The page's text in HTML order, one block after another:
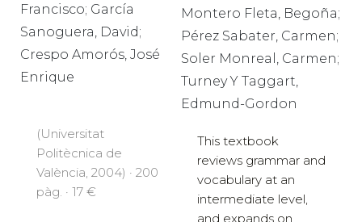
Francisco; García
Sanoguera, David;
Crespo Amorós, José
Enrique
(Universitat
Politècnica de
València, 2004) · 200
pàg. · 17 €
Montero Fleta, Begoña;
Pérez Sabater, Carmen;
Soler Monreal, Carmen;
Turney Y Taggart,
Edmund-Gordon
This textbook
reviews grammar and
vocabulary at an
intermediate level,
and expands on